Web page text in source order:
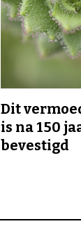
Dit
is na 150
bevestigd